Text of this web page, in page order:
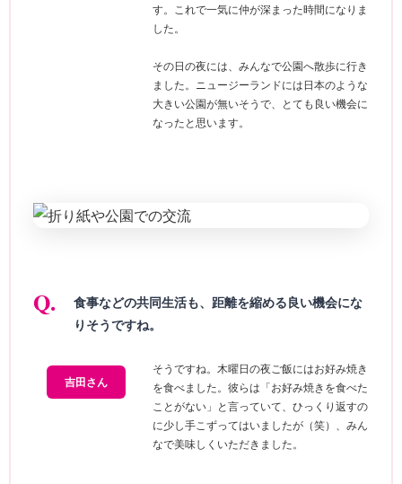
す。これで一気に仲が深まった時間になりま
した。
その日の夜には、みんなで公園へ散歩に行き
ました。ニュージーランドには日本のような
大きい公園が無いそうで、とても良い機会に
なったと思います。
食事などの共同生活も、距離を縮める良い機会にな
りそうですね。
吉田さん
そうですね。木曜日の夜ご飯にはお好み焼き
を食べました。彼らは「お好み焼きを食べた
ことがない」と言っていて、ひっくり返すの
に少し手こずってはいましたが（笑）、みん
なで美味しくいただきました。